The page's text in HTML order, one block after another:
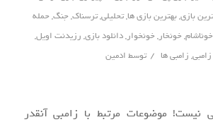
بازی,بهترین بازی ها,تحلیلی,ترسناک,جنگ,حمله
خوناشام,خونخار,خونخوار,دانلود بازی, رزیدنت اویل,
زامبی, زامبی ها / توسط ادمین
نیست! موضوعات مرتبط با زامبی آنقدر